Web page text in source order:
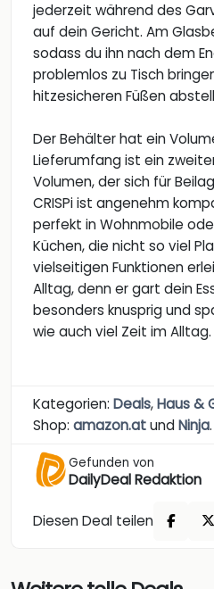
jederzeit während des
auf dein Gericht. Am
sodass du ihn nach dem
problemlos zu Tisch
hitzesicheren Füßen
Der Behälter hat ein
Lieferumfang ist ein
Volumen, der sich für
CRISPi ist angenehm
perfekt in Wohnmobile
Küchen, die nicht so viel
vielseitigen Funktionen
Alltag, denn er gart dein
besonders knusprig und
wie auch viel Zeit im Alltag.
Kategorien: Deals,Haus &
Shop: amazon.atundNinja.
Gefunden von
DailyDeal Redaktion
Diesen Deal teilen